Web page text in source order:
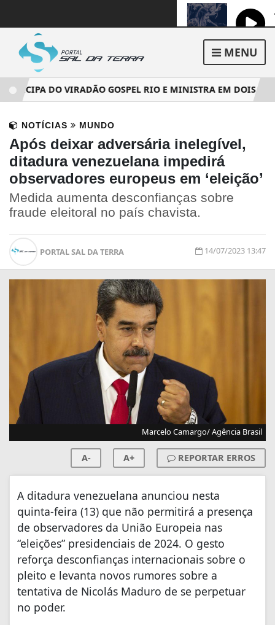
MENU
DO VIRADÃO GOSPEL RIO E MINISTRA EM DOIS
NOTÍCIAS MUNDO
Após deixar adversária inelegível,
ditadura venezuelana impedirá
observadores europeus em ‘eleição’
Medida aumenta desconfianças sobre
fraude eleitoral no país chavista.
PORTAL SAL DA TERRA 14/07/2023 13:47
Marcelo Camargo/ Agência Brasil
A- A+ REPORTAR ERROS
A ditadura venezuelana anunciou nesta
quinta-feira (13) que não permitirá a presença
de observadores da União Europeia nas
“eleições” presidenciais de 2024. O gesto
reforça desconfianças internacionais sobre o
pleito e levanta novos rumores sobre a
tentativa de Nicolás Maduro de se perpetuar
no poder.